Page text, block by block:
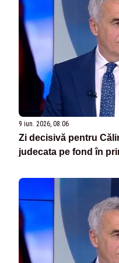
9 iun. 2026, 08:06
Zi decisivă pentru
judecata pe fond în